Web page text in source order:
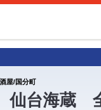
屋/国分町
仙台海蔵